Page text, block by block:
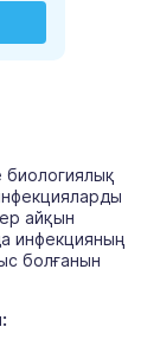
биологиялық
айқын
инфекцияның
болғанын